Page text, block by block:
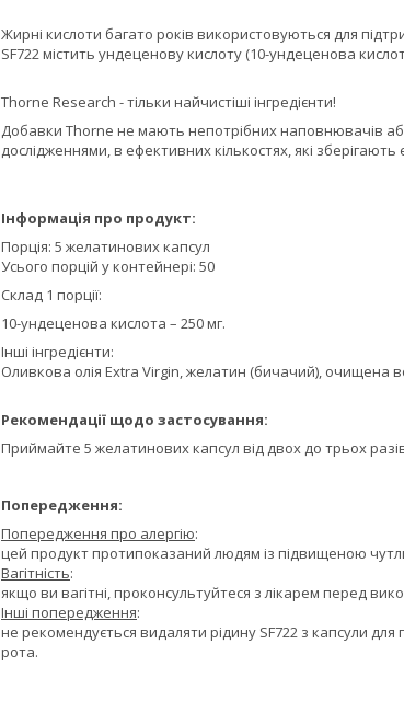
Жирні кислоти багато років використовуються для
SF722 містить ундеценову кислоту (10-ундеценова
Thorne Research - тільки найчистіші інгредієнти!
Добавки Thorne не мають непотрібних наповнювачів
дослідженнями, в ефективних кількостях, які
Інформація про продукт:
Порція: 5 желатинових капсул
Усього порцій у контейнері: 50
Склад 1 порції:
10-ундеценова кислота – 250 мг.
Інші інгредієнти:
Оливкова олія Extra Virgin, желатин (бичачий), очищена
Рекомендації щодо застосування:
Приймайте 5 желатинових капсул від двох до трьох
Попередження:
Попередження про алергію:
цей продукт протипоказаний людям із підвищеною
Вагітність:
якщо ви вагітні, проконсультуйтеся з лікарем перед
Інші попередження:
не рекомендується видаляти рідину SF722 з капсули
рота.